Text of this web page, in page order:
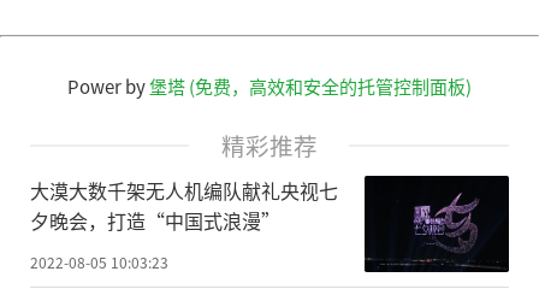
Power by堡塔 (免费，高效和安全的托管控制面板)
精彩推荐
大漠大数千架无人机编队献礼央视七
夕晚会，打造“中国式浪漫”
2022-08-05 10:03:23